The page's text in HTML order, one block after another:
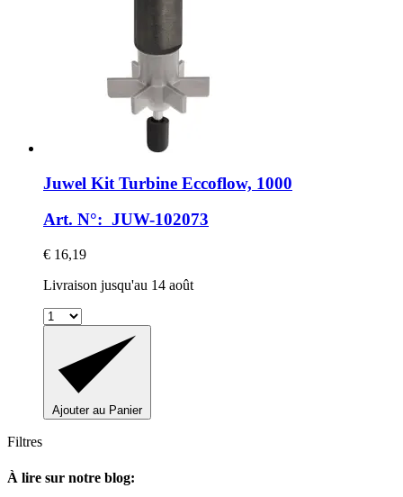
Juwel Kit Turbine Eccoflow, 1000
Art. N°: JUW-102073
€ 16,19
Livraison jusqu'au 14 août
Ajouter au Panier
Filtres
À lire sur notre blog: